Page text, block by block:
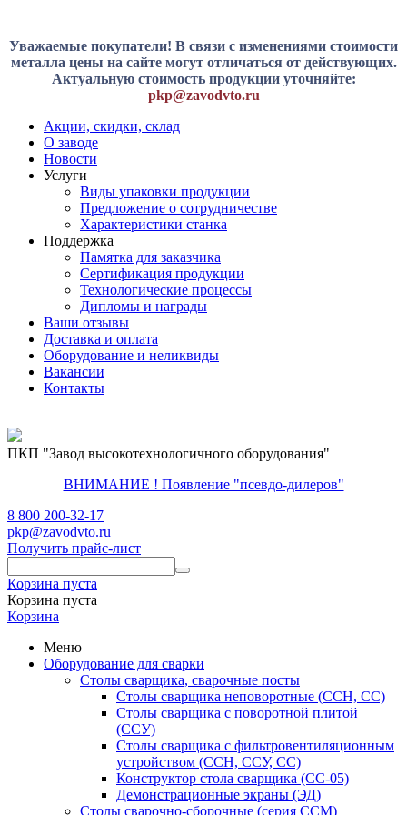
Уважаемые покупатели! В связи с изменениями стоимости
металла цены на сайте могут отличаться от действующих.
Актуальную стоимость продукции уточняйте:
pkp@zavodvto.ru
Акции, скидки, склад
О заводе
Новости
Услуги
Виды упаковки продукции
Предложение о сотрудничестве
Характеристики станка
Поддержка
Памятка для заказчика
Сертификация продукции
Технологические процессы
Дипломы и награды
Ваши отзывы
Доставка и оплата
Оборудование и неликвиды
Вакансии
Контакты
ПКП "Завод высокотехнологичного оборудования"
ВНИМАНИЕ ! Появление "псевдо-дилеров"
8 800 200-32-17
pkp@zavodvto.ru
Получить прайс-лист
Корзина пуста
Корзина пуста
Корзина
Меню
Оборудование для сварки
Столы сварщика, сварочные посты
Столы сварщика неповоротные (ССН, СС)
Столы сварщика с поворотной плитой
(ССУ)
Столы сварщика с фильтровентиляционным
устройством (ССН, ССУ, СС)
Конструктор стола сварщика (СС-05)
Демонстрационные экраны (ЭД)
Столы сварочно-сборочные (серия ССМ)